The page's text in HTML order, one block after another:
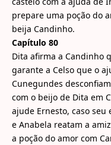
prepare uma poção do
beija Candinho.
Capítulo 80
Dita afirma a Candinho
garante a Celso que o
Cunegundes
com o beijo de Dita em
ajude Ernesto, caso seu
e Anabela reatam a
a poção do amor com